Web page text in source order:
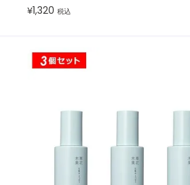
¥1,320 税込